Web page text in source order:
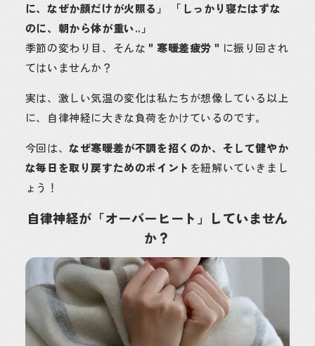
に、なぜか顔だけが火照る」 「しっかり寝たはずな
のに、朝から体が重い..」
季節の変わり目、そんな ＂寒暖差疲労＂ に振り回され
てはいませんか？
実は、激しい気温の変化は私たちが想像している以上
に、自律神経に大きな負荷をかけているのです。
今回は、なぜ寒暖差が不調を招くのか、そして健やか
な毎日を取り戻すためのポイント を紐解いていきまし
ょう！
自律神経が「オーバーヒート」していません
か？